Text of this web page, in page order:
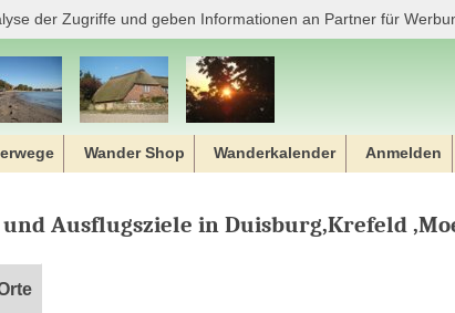
der Zugriffe und geben Informationen an Partner für
Wander Shop Wanderkalender Anmelden
Ausflugsziele in Duisburg,Krefeld